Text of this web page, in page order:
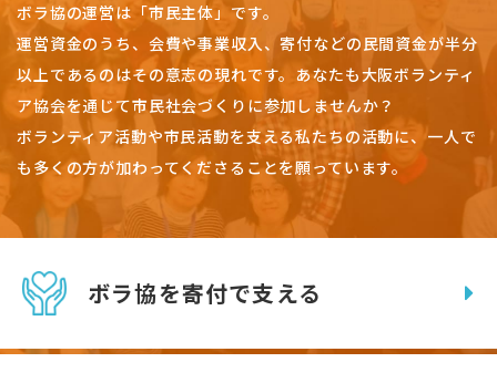
ボラ協の運営は「市民主体」です。
運営資金のうち、会費や事業収入、寄付などの民間資金が半分
以上であるのはその意志の現れです。 あなたも大阪ボランティ
ア協会を通じて市民社会づくりに参加しませんか？
ボランティア活動や市民活動を支える私たちの活動に、一人で
も多くの方が加わってくださることを願っています。
ボラ協を寄付で支える